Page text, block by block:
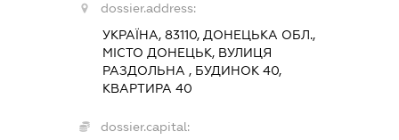
dossier.address:
УКРАЇНА, 83110, ДОНЕЦЬКА ОБЛ.,
МІСТО ДОНЕЦЬК, ВУЛИЦЯ
РАЗДОЛЬНА , БУДИНОК 40,
КВАРТИРА 40
dossier.capital: